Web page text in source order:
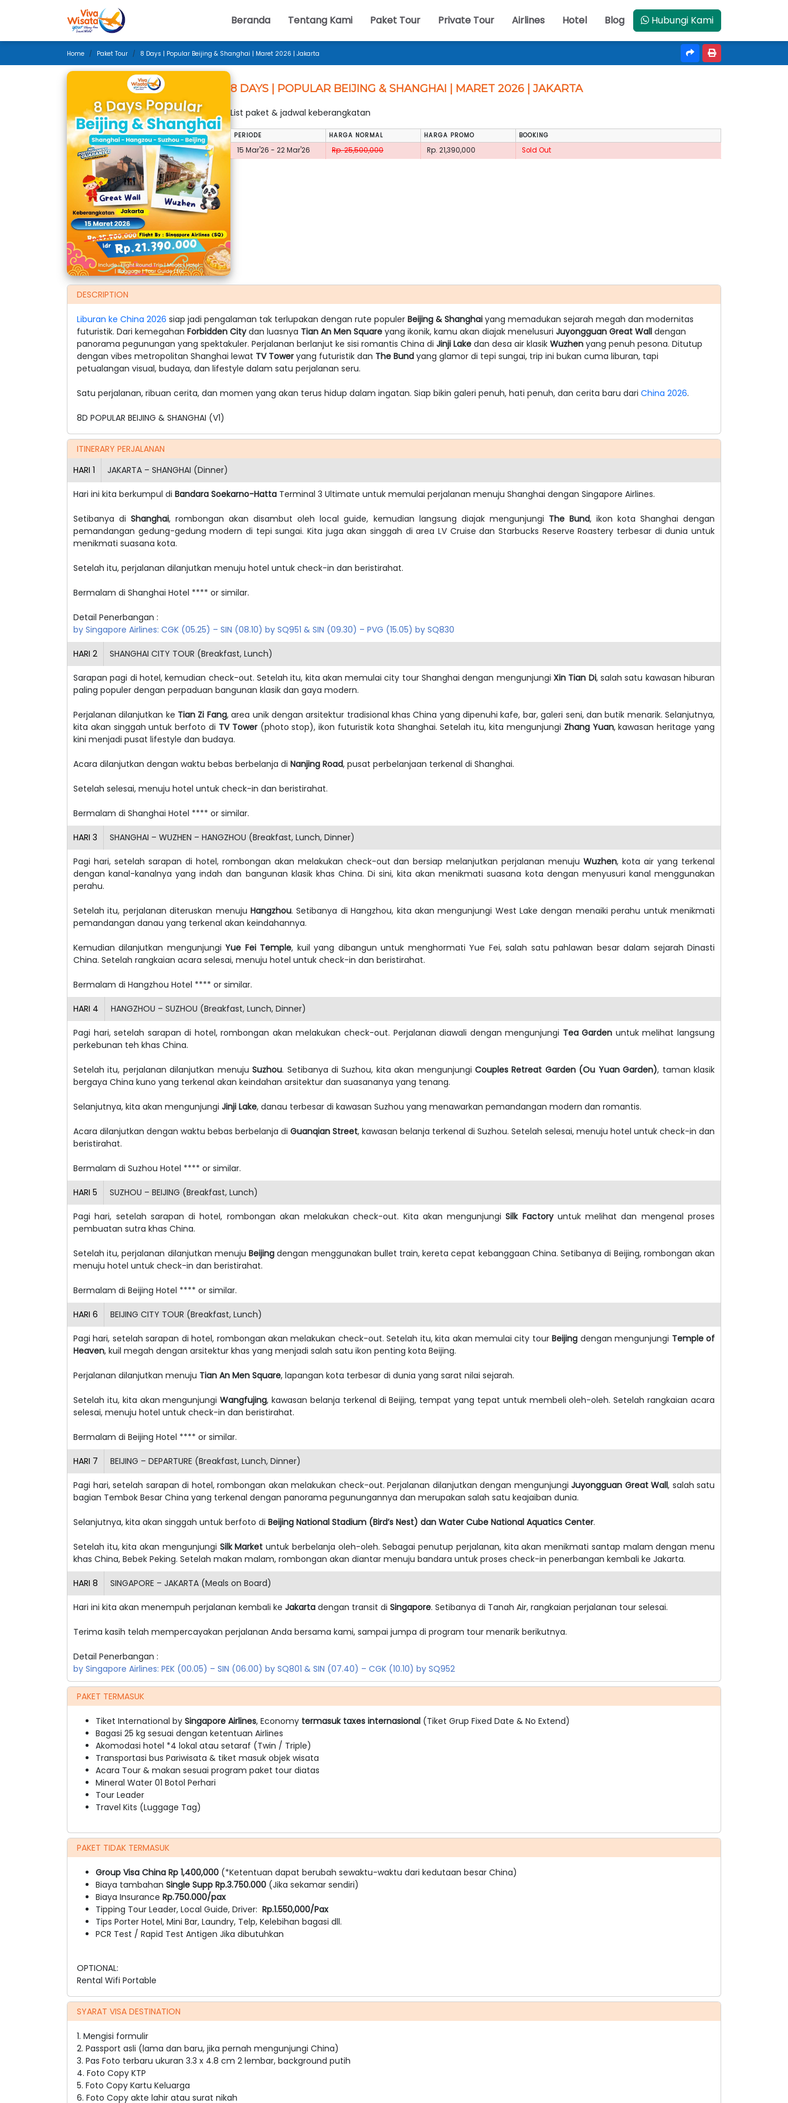
Beranda Tentang Kami Paket Tour Private Tour Airlines Hotel Blog Hubungi Kami
Home Paket Tour 8 Days | Popular Beijing & Shanghai | Maret 2026 | Jakarta
8 DAYS | POPULAR BEIJING & SHANGHAI | MARET 2026 | JAKARTA
List paket & jadwal keberangkatan
PERIODE HARGA NORMAL HARGA PROMO BOOKING
15 Mar'26 - 22 Mar'26 Rp. 25,500,000 Rp. 21,390,000 Sold Out
DESCRIPTION
Liburan ke China 2026 siap jadi pengalaman tak terlupakan dengan rute populer Beijing & Shanghai yang memadukan sejarah megah dan modernitas
futuristik. Dari kemegahan Forbidden Citydan luasnya Tian An Men Square yang ikonik, kamu akan diajak menelusuri Juyongguan Great Wall dengan
panorama pegunungan yang spektakuler. Perjalanan berlanjut ke sisi romantis China di Jinji Lake dan desa air klasik Wuzhen yang penuh pesona. Ditutup
dengan vibes metropolitan Shanghai lewat TV Tower yang futuristik dan The Bund yang glamor di tepi sungai, trip ini bukan cuma liburan, tapi
petualangan visual, budaya, dan lifestyle dalam satu perjalanan seru.
Satu perjalanan, ribuan cerita, dan momen yang akan terus hidup dalam ingatan. Siap bikin galeri penuh, hati penuh, dan cerita baru dari China 2026.
8D POPULAR BEIJING & SHANGHAI (V1)
ITINERARY PERJALANAN
HARI 1 JAKARTA – SHANGHAI (Dinner)
Hari ini kita berkumpul di Bandara Soekarno-Hatta Terminal 3 Ultimate untuk memulai perjalanan menuju Shanghai dengan Singapore Airlines.
Setibanya diShanghai, rombongan akan disambut oleh local guide, kemudian langsung diajak mengunjungi The Bund, ikon kota Shanghai dengan
pemandangan gedung-gedung modern di tepi sungai. Kita juga akan singgah di area LV Cruise dan Starbucks Reserve Roastery terbesar di dunia untuk
menikmati suasana kota.
Setelah itu, perjalanan dilanjutkan menuju hotel untuk check-in dan beristirahat.
Bermalam di Shanghai Hotel **** or similar.
Detail Penerbangan :
by Singapore Airlines: CGK (05.25) – SIN (08.10) by SQ951 & SIN (09.30) – PVG (15.05) by SQ830
HARI 2 SHANGHAI CITY TOUR (Breakfast, Lunch)
Sarapan pagi di hotel, kemudian check-out. Setelah itu, kita akan memulai city tour Shanghai dengan mengunjungiXin Tian Di, salah satu kawasan hiburan
paling populer dengan perpaduan bangunan klasik dan gaya modern.
Perjalanan dilanjutkan ke Tian Zi Fang, area unik dengan arsitektur tradisional khas China yang dipenuhi kafe, bar, galeri seni, dan butik menarik.Selanjutnya,
kita akan singgah untuk berfoto di TV Tower(photo stop), ikon futuristik kota Shanghai.Setelah itu, kita mengunjungi Zhang Yuan, kawasan heritage yang
kini menjadi pusat lifestyle dan budaya.
Acara dilanjutkan dengan waktu bebas berbelanja di Nanjing Road, pusat perbelanjaan terkenal di Shanghai.
Setelah selesai, menuju hotel untuk check-in dan beristirahat.
Bermalam di Shanghai Hotel **** or similar.
HARI 3 SHANGHAI – WUZHEN – HANGZHOU (Breakfast, Lunch, Dinner)
Pagi hari, setelah sarapan di hotel, rombongan akan melakukan check-out dan bersiap melanjutkan perjalanan menujuWuzhen, kota air yang terkenal
dengan kanal-kanalnya yang indah dan bangunan klasik khas China. Di sini, kita akan menikmati suasana kota dengan menyusuri kanal menggunakan
perahu.
Setelah itu, perjalanan diteruskan menuju Hangzhou. Setibanya di Hangzhou, kita akan mengunjungi West Lake dengan menaiki perahu untuk menikmati
pemandangan danau yang terkenal akan keindahannya.
Kemudian dilanjutkan mengunjungiYue Fei Temple, kuil yang dibangun untuk menghormati Yue Fei, salah satu pahlawan besar dalam sejarah Dinasti
China. Setelah rangkaian acara selesai, menuju hotel untuk check-in dan beristirahat.
Bermalam di Hangzhou Hotel **** or similar.
HARI 4 HANGZHOU – SUZHOU (Breakfast, Lunch, Dinner)
Pagi hari, setelah sarapan di hotel, rombongan akan melakukan check-out. Perjalanan diawali dengan mengunjungi Tea Garden untuk melihat langsung
perkebunan teh khas China.
Setelah itu, perjalanan dilanjutkan menujuSuzhou. Setibanya di Suzhou, kita akan mengunjungiCouples Retreat Garden (Ou Yuan Garden), taman klasik
bergaya China kuno yang terkenal akan keindahan arsitektur dan suasananya yang tenang.
Selanjutnya, kita akan mengunjungi Jinji Lake, danau terbesar di kawasan Suzhou yang menawarkan pemandangan modern dan romantis.
Acara dilanjutkan dengan waktu bebas berbelanja di Guanqian Street, kawasan belanja terkenal di Suzhou. Setelah selesai, menuju hotel untuk check-in dan
beristirahat.
Bermalam di Suzhou Hotel **** or similar.
HARI 5 SUZHOU – BEIJING (Breakfast, Lunch)
Pagi hari, setelah sarapan di hotel, rombongan akan melakukan check-out. Kita akan mengunjungiSilk Factoryuntuk melihat dan mengenal proses
pembuatan sutra khas China.
Setelah itu, perjalanan dilanjutkan menujuBeijing dengan menggunakan bullet train, kereta cepat kebanggaan China. Setibanya di Beijing, rombongan akan
menuju hotel untuk check-in dan beristirahat.
Bermalam di Beijing Hotel **** or similar.
HARI 6 BEIJING CITY TOUR (Breakfast, Lunch)
Pagi hari, setelah sarapan di hotel, rombongan akan melakukan check-out. Setelah itu, kita akan memulai city tourBeijing dengan mengunjungi Temple of
Heaven, kuil megah dengan arsitektur khas yang menjadi salah satu ikon penting kota Beijing.
Perjalanan dilanjutkan menuju Tian An Men Square, lapangan kota terbesar di dunia yang sarat nilai sejarah.
Setelah itu, kita akan mengunjungiWangfujing, kawasan belanja terkenal di Beijing, tempat yang tepat untuk membeli oleh-oleh. Setelah rangkaian acara
selesai, menuju hotel untuk check-in dan beristirahat.
Bermalam di Beijing Hotel **** or similar.
HARI 7 BEIJING – DEPARTURE (Breakfast, Lunch, Dinner)
Pagi hari, setelah sarapan di hotel, rombongan akan melakukan check-out. Perjalanan dilanjutkan dengan mengunjungi Juyongguan Great Wall, salah satu
bagian Tembok Besar China yang terkenal dengan panorama pegunungannya dan merupakan salah satu keajaiban dunia.
Selanjutnya, kita akan singgah untuk berfoto di Beijing National Stadium (Bird’s Nest) dan Water Cube National Aquatics Center.
Setelah itu, kita akan mengunjungi Silk Market untuk berbelanja oleh-oleh. Sebagai penutup perjalanan, kita akan menikmati santap malam dengan menu
khas China, Bebek Peking. Setelah makan malam, rombongan akan diantar menuju bandara untuk proses check-in penerbangan kembali ke Jakarta.
HARI 8 SINGAPORE – JAKARTA (Meals on Board)
Hari ini kita akan menempuh perjalanan kembali ke Jakarta dengan transit di Singapore. Setibanya di Tanah Air, rangkaian perjalanan tour selesai.
Terima kasih telah mempercayakan perjalanan Anda bersama kami, sampai jumpa di program tour menarik berikutnya.
Detail Penerbangan :
by Singapore Airlines: PEK (00.05) – SIN (06.00) by SQ801 & SIN (07.40) – CGK (10.10) by SQ952
PAKET TERMASUK
Tiket International by Singapore Airlines, Economy termasuk taxes internasional (Tiket Grup Fixed Date & No Extend)
Bagasi 25 kg sesuai dengan ketentuan Airlines
Akomodasi hotel *4 lokal atau setaraf (Twin / Triple)
Transportasi bus Pariwisata & tiket masuk objek wisata
Acara Tour & makan sesuai program paket tour diatas
Mineral Water 01 Botol Perhari
Tour Leader
Travel Kits (Luggage Tag)
PAKET TIDAK TERMASUK
Group Visa China Rp 1,400,000 (*Ketentuan dapat berubah sewaktu-waktu dari kedutaan besar China)
Biaya tambahan Single Supp Rp.3.750.000 (Jika sekamar sendiri)
Biaya Insurance Rp.750.000/pax
Tipping Tour Leader, Local Guide, Driver: Rp.1.550,000/Pax
Tips Porter Hotel, Mini Bar, Laundry, Telp, Kelebihan bagasi dll.
PCR Test / Rapid Test Antigen Jika dibutuhkan
OPTIONAL:
Rental Wifi Portable
SYARAT VISA DESTINATION
1. Mengisi formulir
2. Passport asli (lama dan baru, jika pernah mengunjungi China)
3. Pas Foto terbaru ukuran 3.3 x 4.8 cm 2 lembar, background putih
4. Foto Copy KTP
5. Foto Copy Kartu Keluarga
6. Foto Copy akte lahir atau surat nikah